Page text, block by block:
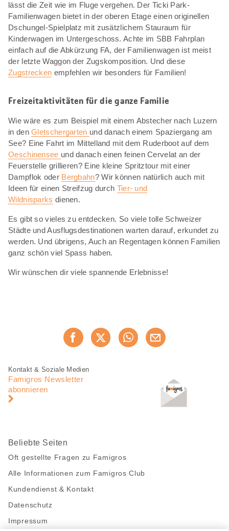
lässt die Zeit wie im Fluge vergehen. Der Ticki Park-
Familienwagen bietet in der oberen Etage einen originellen
Dschungel-Spielplatz mit zusätzlichem Stauraum für
Kinderwagen im Untergeschoss. Achte im SBB Fahrplan
einfach auf die Abkürzung FA, der Familienwagen ist meist
der letzte Waggon der Zugskomposition. Und diese
Zugstrecken empfehlen wir besonders für Familien!
Freizeitaktivitäten für die ganze Familie
Wie wäre es zum Beispiel mit einem Abstecher nach Luzern
in denGletschergarten und danach einem Spaziergang am
See? Eine Fahrt im Mittelland mit dem Ruderboot auf dem
Oeschinensee und danach einen feinen Cervelat an der
Feuerstelle grillieren? Eine kleine Spritztour mit einer
Dampflok oder Bergbahn? Wir können natürlich auch mit
Ideen für einen Streifzug durch Tier- und
Wildnisparks dienen.
Es gibt so vieles zu entdecken. So viele tolle Schweizer
Städte und Ausflugsdestinationen warten darauf, erkundet zu
werden. Und übrigens, Auch an Regentagen können Familien
ganz schön viel Spass haben.
Wir wünschen dir viele spannende Erlebnisse!
Jetzt weiterempfehlen
Fusszeile
Fusszeile
Navigation
Kontakt & Soziale Medien
Famigros Newsletter
abonnieren
Beliebte Seiten
Oft gestellte Fragen zu Famigros
Alle Informationen zum Famigros Club
Kundendienst & Kontakt
Datenschutz
Impressum